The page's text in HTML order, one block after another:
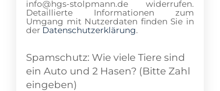
info@hgs-stolpmann.de widerrufen.
Detaillierte Informationen zum
Umgang mit Nutzerdaten finden Sie in
der Datenschutzerklärung.
Spamschutz: Wie viele Tiere sind
ein Auto und 2 Hasen? (Bitte Zahl
eingeben)